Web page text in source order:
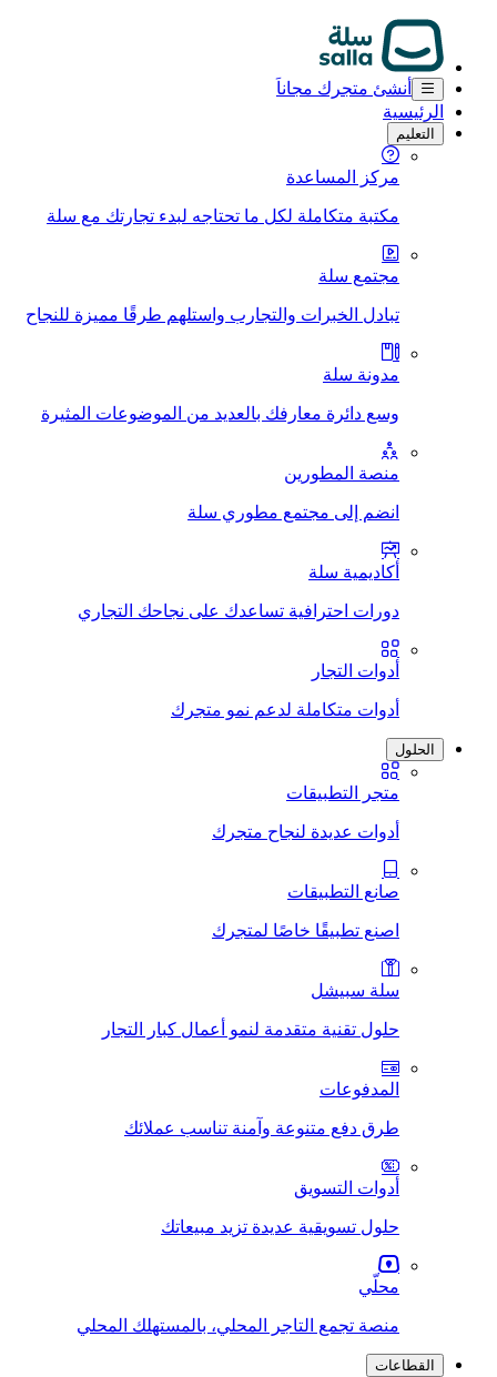
أنشئ متجرك مجاناَ
الرئيسية
التعليم
مركز المساعدة
مكتبة متكاملة لكل ما تحتاجه لبدء تجارتك مع سلة
مجتمع سلة
تبادل الخبرات والتجارب واستلهم طرقًا مميزة للنجاح
مدونة سلة
وسع دائرة معارفك بالعديد من الموضوعات المثيرة
منصة المطورين
انضم إلى مجتمع مطوري سلة
أكاديمية سلة
دورات احترافية تساعدك على نجاحك التجاري
أدوات التجار
أدوات متكاملة لدعم نمو متجرك
الحلول
متجر التطبيقات
أدوات عديدة لنجاح متجرك
صانع التطبيقات
اصنع تطبيقًا خاصًا لمتجرك
سلة سبيشل
حلول تقنية متقدمة لنمو أعمال كبار التجار
المدفوعات
طرق دفع متنوعة وآمنة تناسب عملائك
أدوات التسويق
حلول تسويقية عديدة تزيد مبيعاتك
محلّي
منصة تجمع التاجر المحلي، بالمستهلك المحلي
القطاعات